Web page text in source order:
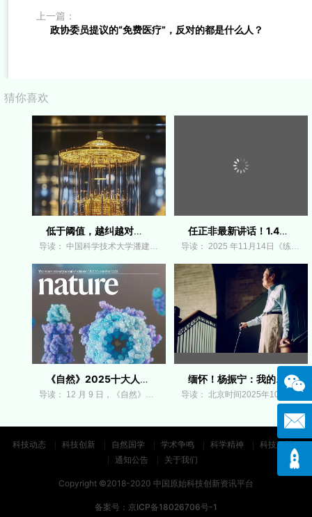
上一篇：
政协委员提议的“免费医疗”，反对的都是什么人？
猜你喜欢
低于阈值，越纠越对！中国科大在量子纠
导读： 中国科学技术大学潘建伟、朱晓波、彭承
任正非最新讲话！1.4万字全文，信息量很
导读： 2025 年11月14日《练秋湖畔贝壳图书馆漫谈
《自然》2025十大人物揭晓，DeepSeek梁文锋 缅怀！杨振宁：我的学习与研究经历
导读： 北京时间2025年10月18日，物理学家杨振宁
科技动态 科技创新 自然国学 学术争鸣 科学精神
科技政策
通知公告
关于我们
Copyright ©2018-2020 中国原始科技创新资讯平台
备案号： 京ICP备18026706号-1